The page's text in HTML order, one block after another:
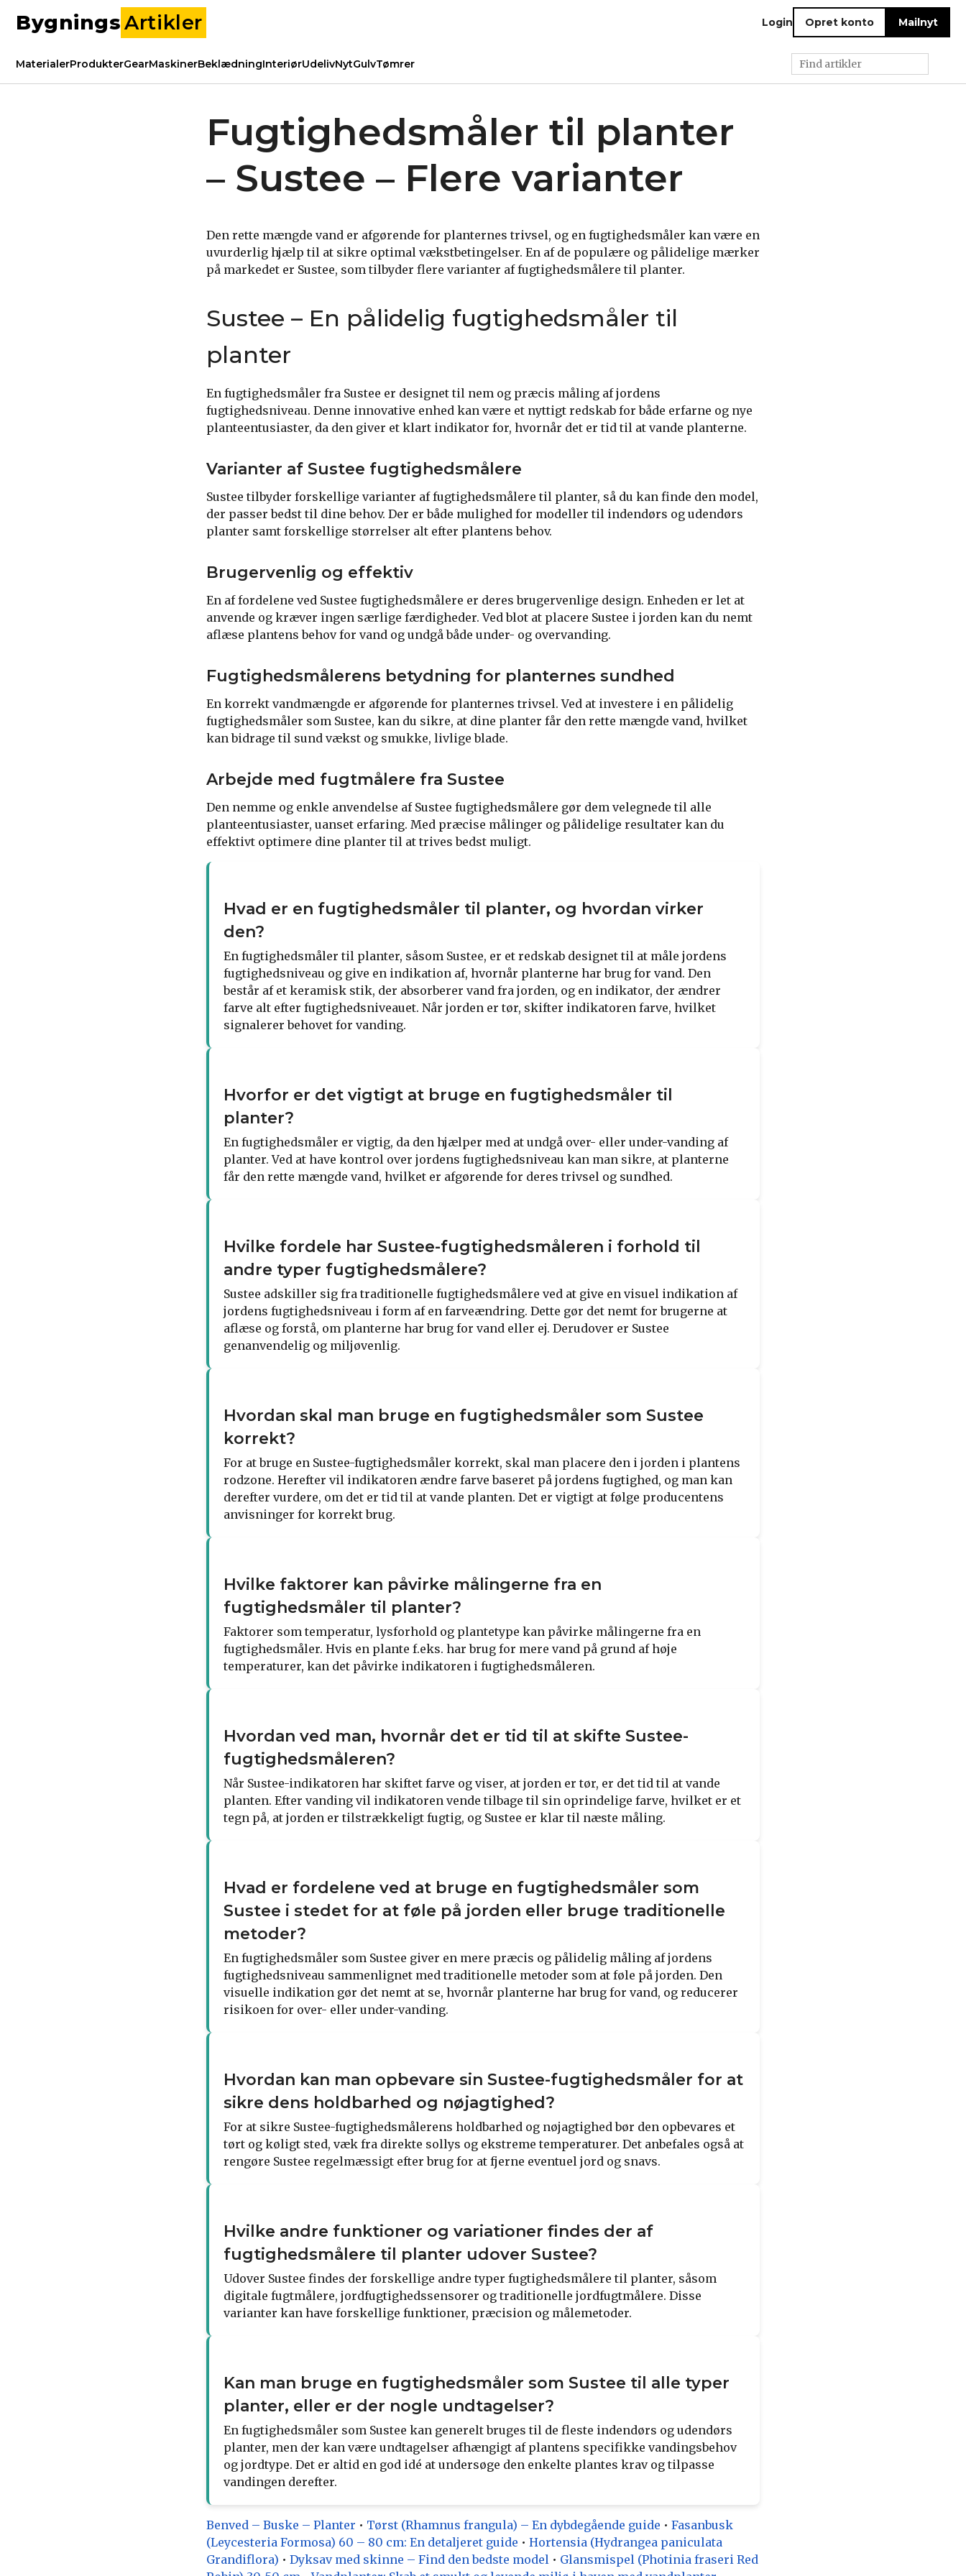
BygningsArtikler Login Opret konto Mailnyt
MaterialerProdukterGearMaskinerBeklædningInteriørUdelivNytGulvTømrer
Fugtighedsmåler til planter
– Sustee – Flere varianter
Den rette mængde vand er afgørende for planternes trivsel, og en fugtighedsmåler kan være en
uvurderlig hjælp til at sikre optimal vækstbetingelser. En af de populære og pålidelige mærker
på markedet er Sustee, som tilbyder flere varianter af fugtighedsmålere til planter.
Sustee – En pålidelig fugtighedsmåler til
planter
En fugtighedsmåler fra Sustee er designet til nem og præcis måling af jordens
fugtighedsniveau. Denne innovative enhed kan være et nyttigt redskab for både erfarne og nye
planteentusiaster, da den giver et klart indikator for, hvornår det er tid til at vande planterne.
Varianter af Sustee fugtighedsmålere
Sustee tilbyder forskellige varianter af fugtighedsmålere til planter, så du kan finde den model,
der passer bedst til dine behov. Der er både mulighed for modeller til indendørs og udendørs
planter samt forskellige størrelser alt efter plantens behov.
Brugervenlig og effektiv
En af fordelene ved Sustee fugtighedsmålere er deres brugervenlige design. Enheden er let at
anvende og kræver ingen særlige færdigheder. Ved blot at placere Sustee i jorden kan du nemt
aflæse plantens behov for vand og undgå både under- og overvanding.
Fugtighedsmålerens betydning for planternes sundhed
En korrekt vandmængde er afgørende for planternes trivsel. Ved at investere i en pålidelig
fugtighedsmåler som Sustee, kan du sikre, at dine planter får den rette mængde vand, hvilket
kan bidrage til sund vækst og smukke, livlige blade.
Arbejde med fugtmålere fra Sustee
Den nemme og enkle anvendelse af Sustee fugtighedsmålere gør dem velegnede til alle
planteentusiaster, uanset erfaring. Med præcise målinger og pålidelige resultater kan du
effektivt optimere dine planter til at trives bedst muligt.
Hvad er en fugtighedsmåler til planter, og hvordan virker
den?
En fugtighedsmåler til planter, såsom Sustee, er et redskab designet til at måle jordens
fugtighedsniveau og give en indikation af, hvornår planterne har brug for vand. Den
består af et keramisk stik, der absorberer vand fra jorden, og en indikator, der ændrer
farve alt efter fugtighedsniveauet. Når jorden er tør, skifter indikatoren farve, hvilket
signalerer behovet for vanding.
Hvorfor er det vigtigt at bruge en fugtighedsmåler til
planter?
En fugtighedsmåler er vigtig, da den hjælper med at undgå over- eller under-vanding af
planter. Ved at have kontrol over jordens fugtighedsniveau kan man sikre, at planterne
får den rette mængde vand, hvilket er afgørende for deres trivsel og sundhed.
Hvilke fordele har Sustee-fugtighedsmåleren i forhold til
andre typer fugtighedsmålere?
Sustee adskiller sig fra traditionelle fugtighedsmålere ved at give en visuel indikation af
jordens fugtighedsniveau i form af en farveændring. Dette gør det nemt for brugerne at
aflæse og forstå, om planterne har brug for vand eller ej. Derudover er Sustee
genanvendelig og miljøvenlig.
Hvordan skal man bruge en fugtighedsmåler som Sustee
korrekt?
For at bruge en Sustee-fugtighedsmåler korrekt, skal man placere den i jorden i plantens
rodzone. Herefter vil indikatoren ændre farve baseret på jordens fugtighed, og man kan
derefter vurdere, om det er tid til at vande planten. Det er vigtigt at følge producentens
anvisninger for korrekt brug.
Hvilke faktorer kan påvirke målingerne fra en
fugtighedsmåler til planter?
Faktorer som temperatur, lysforhold og plantetype kan påvirke målingerne fra en
fugtighedsmåler. Hvis en plante f.eks. har brug for mere vand på grund af høje
temperaturer, kan det påvirke indikatoren i fugtighedsmåleren.
Hvordan ved man, hvornår det er tid til at skifte Sustee-
fugtighedsmåleren?
Når Sustee-indikatoren har skiftet farve og viser, at jorden er tør, er det tid til at vande
planten. Efter vanding vil indikatoren vende tilbage til sin oprindelige farve, hvilket er et
tegn på, at jorden er tilstrækkeligt fugtig, og Sustee er klar til næste måling.
Hvad er fordelene ved at bruge en fugtighedsmåler som
Sustee i stedet for at føle på jorden eller bruge traditionelle
metoder?
En fugtighedsmåler som Sustee giver en mere præcis og pålidelig måling af jordens
fugtighedsniveau sammenlignet med traditionelle metoder som at føle på jorden. Den
visuelle indikation gør det nemt at se, hvornår planterne har brug for vand, og reducerer
risikoen for over- eller under-vanding.
Hvordan kan man opbevare sin Sustee-fugtighedsmåler for at
sikre dens holdbarhed og nøjagtighed?
For at sikre Sustee-fugtighedsmålerens holdbarhed og nøjagtighed bør den opbevares et
tørt og køligt sted, væk fra direkte sollys og ekstreme temperaturer. Det anbefales også at
rengøre Sustee regelmæssigt efter brug for at fjerne eventuel jord og snavs.
Hvilke andre funktioner og variationer findes der af
fugtighedsmålere til planter udover Sustee?
Udover Sustee findes der forskellige andre typer fugtighedsmålere til planter, såsom
digitale fugtmålere, jordfugtighedssensorer og traditionelle jordfugtmålere. Disse
varianter kan have forskellige funktioner, præcision og målemetoder.
Kan man bruge en fugtighedsmåler som Sustee til alle typer
planter, eller er der nogle undtagelser?
En fugtighedsmåler som Sustee kan generelt bruges til de fleste indendørs og udendørs
planter, men der kan være undtagelser afhængigt af plantens specifikke vandingsbehov
og jordtype. Det er altid en god idé at undersøge den enkelte plantes krav og tilpasse
vandingen derefter.
Benved – Buske – Planter • Tørst (Rhamnus frangula) – En dybdegående guide • Fasanbusk
(Leycesteria Formosa) 60 – 80 cm: En detaljeret guide • Hortensia (Hydrangea paniculata
Grandiflora) • Dyksav med skinne – Find den bedste model • Glansmispel (Photinia fraseri Red